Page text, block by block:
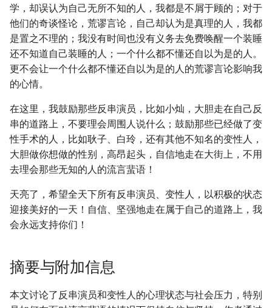
学，却误认为自己无所不知的人，我都是不屑于顾的；对于
他们的奇谈怪论，荒谬言论，自己却认为是真理的人，我都
是置之不理的；我没有时间也没有义务去免费唤醒一个装睡
还不知道自己装睡的人；一个什么都不懂还自以为是的人。
更不会让一个什么都不懂还自以为是的人的荒谬言论影响我
的心情。
在这里，我鼓励那些反串演员，比如小灿，大胆走在自己反
串的道路上，不要理会周围人说什么；鼓励那些已经做了变
性手术的人，比如耿子、白玲，还有其他不知名的变性人，
大胆做你想做的性别，高昂起头，自信地走在大街上，不用
去理会那些无知的人的流言蜚语！
天亮了，希望全天下所有反串演员、变性人，以积极的状态
迎接美好的一天！自信、坚强地走在属于自己的道路上，我
会永远支持你们！
摘要与附加信息
本文讨论了反串演员和变性人的心理状态与社会压力，特别